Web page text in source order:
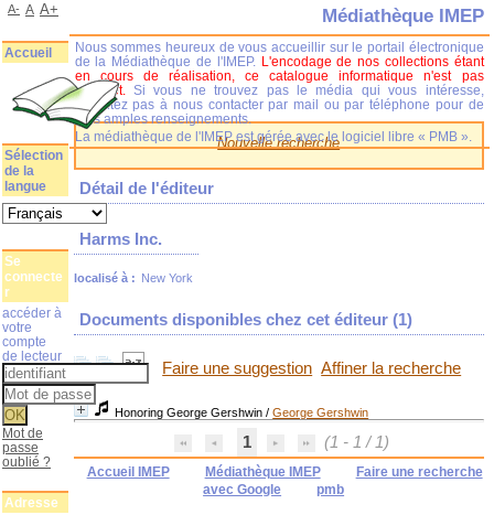
Nouvelle recherche
Détail de l'éditeur
Harms Inc.
localisé à : New York
Documents disponibles chez cet éditeur (1)
Faire une suggestion Affiner la recherche
Honoring George Gershwin /George Gershwin
1 (1 - 1 / 1)
Accueil IMEP Médiathèque IMEP
Faire une recherche
avec Google
pmb
Médiathèque IMEP
Nous sommes heureux de vous accueillir sur le portail électronique
de la Médiathèque de l'IMEP. L'encodage de nos collections étant
en cours de réalisation, ce catalogue informatique n'est pas
complet.
Si vous ne trouvez pas le média qui vous intéresse,
n'hésitez pas à nous contacter par mail ou par téléphone pour de
plus amples renseignements.
La médiathèque de l'IMEP est gérée avec le logiciel libre « PMB ».
A- A A+
Accueil
Sélection
de la
langue
Se
connecte
r
accéder à
votre
compte
de lecteur
Mot de
passe
oublié ?
Adresse